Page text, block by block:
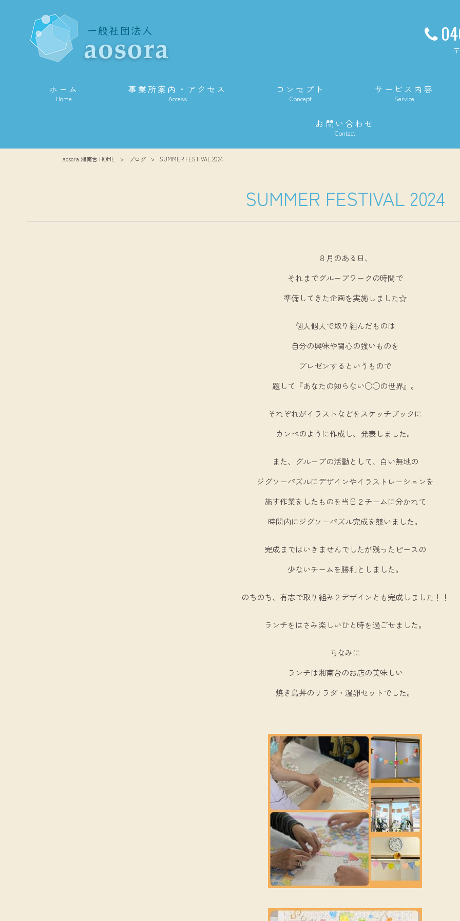
ホーム
Home
事業所案内・アクセス
Access
コンセプト
Concept
サービス内容
Service
お問い合わせ
Contact
aosora 湘南台 HOME > ブログ > SUMMER FESTIVAL 2024
SUMMER FESTIVAL 2024
８月のある日、
それまでグループワークの時間で
準備してきた企画を実施しました☆
個人個人で取り組んだものは
自分の興味や関心の強いものを
プレゼンするというもので
題して『あなたの知らない○○の世界』。
それぞれがイラストなどをスケッチブックに
カンペのように作成し、発表しました。
また、グループの活動として、白い無地の
ジグソーパズルにデザインやイラストレーションを
施す作業をしたものを当日２チームに分かれて
時間内にジグソーパズル完成を競いました。
完成まではいきませんでしたが残ったピースの
少ないチームを勝利としました。
のちのち、有志で取り組み２デザインとも完成しました！！
ランチをはさみ楽しいひと時を過ごせました。
ちなみに
ランチは湘南台のお店の美味しい
焼き鳥丼のサラダ・温卵セットでした。